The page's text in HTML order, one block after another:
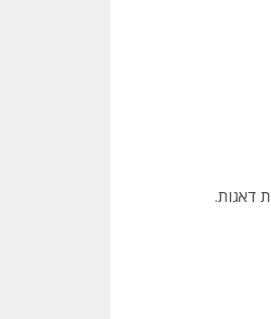
דאגות.